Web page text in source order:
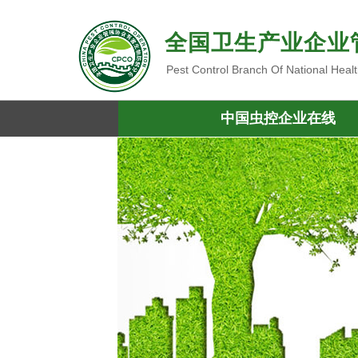
全国卫生产业企
Pest Control Branch Of National
中国虫控企业在线